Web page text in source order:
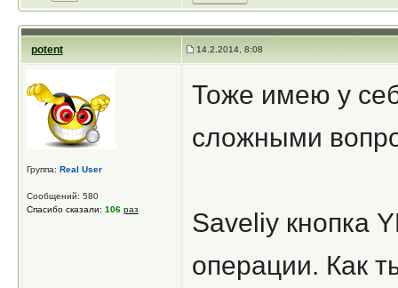
potent 14.2.2014, 8:08
Группа: Real User
Сообщений: 580
Спасибо сказали: 106 раз
Тоже имею у
сложными
Saveliy кнопка
операции. Как